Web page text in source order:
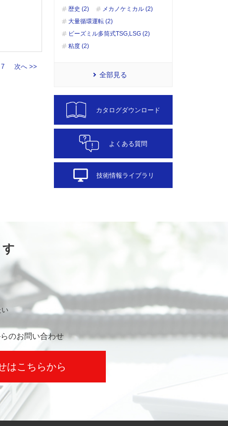
7 次へ >>
歴史 (2)
メカノケミカル (2)
大量循環運転 (2)
ビーズミル多筒式TSG,LSG (2)
粘度 (2)
全部見る
カタログダウンロード
よくある質問
desktop_windows 技術情報ライブラリ
のお問い合わせ
はこちらから